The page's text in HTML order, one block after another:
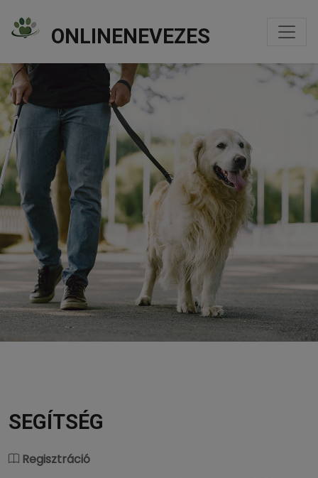
ONLINENEVEZES
SEGÍTSÉG
Regisztráció